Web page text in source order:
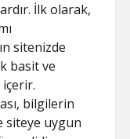
İlk olarak,
sitenizde
basit ve
içerir.
bilgilerin
siteye uygun